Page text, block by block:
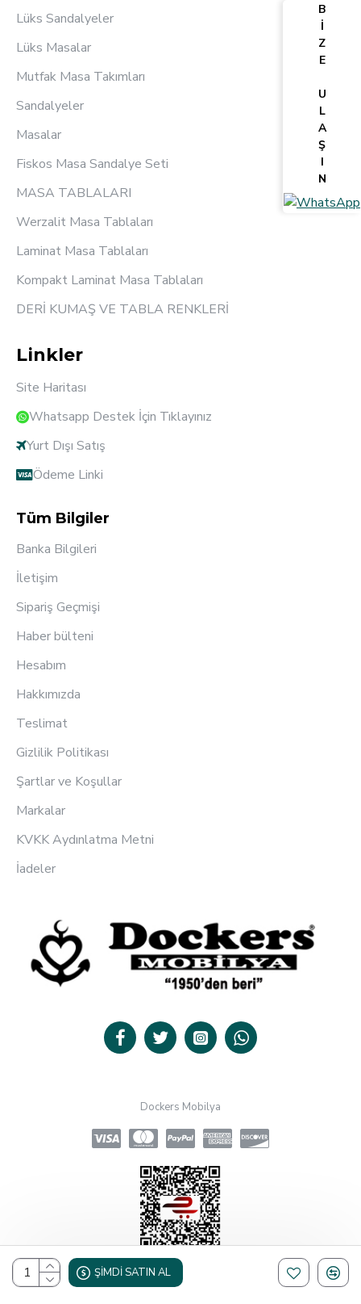
ŞIMDI SATIN AL
Lüks Sandalyeler
Lüks Masalar
Mutfak Masa Takımları
Sandalyeler
Masalar
Fiskos Masa Sandalye Seti
MASA TABLALARI
Werzalit Masa Tablaları
Laminat Masa Tablaları
Kompakt Laminat Masa Tablaları
DERİ KUMAŞ VE TABLA RENKLERİ
Linkler
Site Haritası
Whatsapp Destek İçin Tıklayınız
Yurt Dışı Satış
Ödeme Linki
Tüm Bilgiler
Banka Bilgileri
İletişim
Sipariş Geçmişi
Haber bülteni
Hesabım
Hakkımızda
Teslimat
Gizlilik Politikası
Şartlar ve Koşullar
Markalar
KVKK Aydınlatma Metni
İadeler
Dockers Mobilya
Design, Hosting & Support By Shopgez.com
B
İ
Z
E
U
L
A
Ş
I
N